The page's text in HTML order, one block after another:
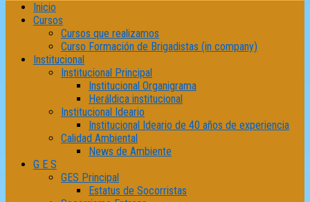
Inicio
Cursos
Cursos que realizamos
Curso Formación de Brigadistas (in company)
Institucional
Institucional Principal
Institucional Organigrama
Heráldica institucional
Institucional Ideario
Institucional Ideario de 40 años de experiencia
Calidad Ambiental
News de Ambiente
G E S
GES Principal
Estatus de Socorristas